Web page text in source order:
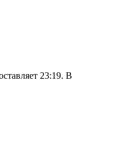
23:19. В